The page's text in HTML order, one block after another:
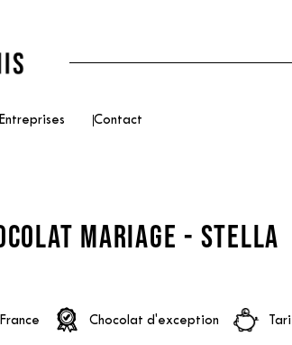
Entreprises Contact
MARIAGE - STELLA
Chocolat d'exception